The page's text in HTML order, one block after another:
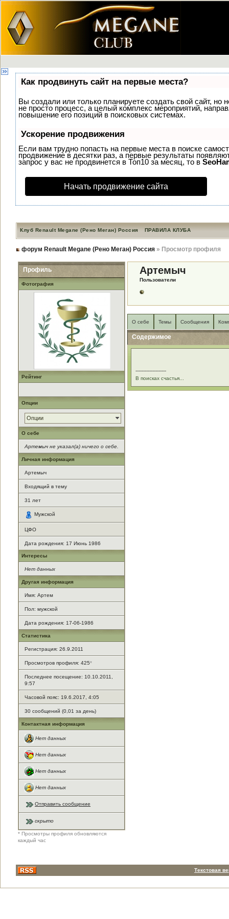
Как продвинуть сайт на первые места?
Вы создали или только планируете создать свой сайт, но
не просто процесс, а целый комплекс мероприятий,
повышение его позиций в поисковых системах.
Ускорение продвижения
Если вам трудно попасть на первые места в поиске
продвижение в десятки раз, а первые результаты
запрос у вас не продвинется в Топ10 за месяц, то в
Начать продвижение сайта
Клуб Renault Megane (Рено Меган) Россия ПРАВИЛА КЛУБА
форум Renault Megane (Рено Меган) Россия » Просмотр профиля
Профиль
Фотография
Рейтинг
Опции
Опции
О себе
Артемыч не указал(а) ничего о себе.
Личная информация
Артемыч
Входящий в тему
31 лет
Мужской
ЦФО
Дата рождения: 17 Июнь 1986
Интересы
Нет данных
Другая информация
Имя: Артем
Пол: мужской
Дата рождения: 17-06-1986
Статистика
Регистрация: 26.9.2011
Просмотров профиля: 425*
Последнее посещение: 10.10.2011,
9:57
Часовой пояс: 19.6.2017, 4:05
30 сообщений (0,01 за день)
Контактная информация
Нет данных
Нет данных
Нет данных
Нет данных
Отправить сообщение
скрыто
* Просмотры профиля обновляются
каждый час
Артемыч
Пользователи
О себе Темы Сообщения
Содержимое
--------------------
В поисках счастья...
Текстовая